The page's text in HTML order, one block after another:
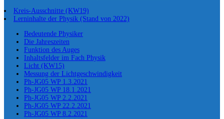
Kreis-Ausschnitte (KW19)
Lerninhalte der Physik (Stand von 2022)
Bedeutende Physiker
Die Jahreszeiten
Funktion des Auges
Inhaltsfelder im Fach Physik
Licht (KW15)
Messung der Lichtgeschwindigkeit
Ph-JG05 WP 1.3.2021
Ph-JG05 WP 18.1.2021
Ph-JG05 WP 2.2.2021
Ph-JG05 WP 22.2.2021
Ph-JG05 WP 8.2.2021